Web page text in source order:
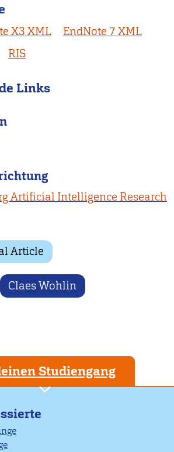
X3 XML
EndNote 7 XML
RIS
Links
Artificial Intelligence Research
Article
Claes Wohlin
Studiengang